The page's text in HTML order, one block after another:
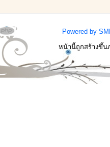
Powered by
หน้านี้ถูกสร้างขึ้น